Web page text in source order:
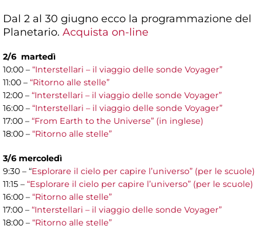
Dal 2 al 30 giugno ecco la programmazione del
Planetario. Acquista on-line
2/6 martedì
10:00 – “Interstellari – il viaggio delle sonde Voyager”
11:00 – “Ritorno alle stelle”
12:00 – “Interstellari – il viaggio delle sonde Voyager”
16:00 – “Interstellari – il viaggio delle sonde Voyager”
17:00 – “From Earth to the Universe” (in inglese)
18:00 – “Ritorno alle stelle”
3/6 mercoledì
9:30 – “Esplorare il cielo per capire l’universo” (per le scuole)
11:15 – “Esplorare il cielo per capire l’universo” (per le scuole)
16:00 – “Ritorno alle stelle”
17:00 – “Interstellari – il viaggio delle sonde Voyager”
18:00 – “Ritorno alle stelle”